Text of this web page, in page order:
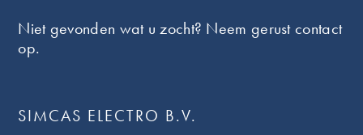
Niet gevonden wat u zocht? Neem gerust contact
op.
SIMCAS ELECTRO B.V.